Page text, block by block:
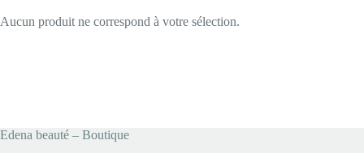
Aucun produit ne correspond à votre sélection.
Edena beauté – Boutique